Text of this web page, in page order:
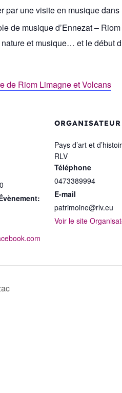
par une visite en musique
de musique d’Ennezat –
et musique… et le début
de Riom Limagne et Volcans
ORGANISATEUR
Pays d’art et
RLV
Téléphone
0473389994
E-mail
patrimoine@rlv.eu
Voir le site